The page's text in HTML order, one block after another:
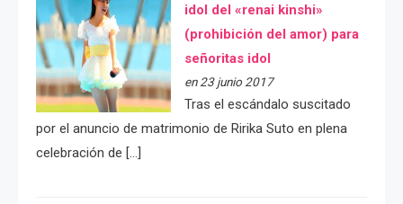
idol del «renai kinshi»
(prohibición del amor) para
señoritas idol
en 23 junio 2017
Tras el escándalo suscitado
por el anuncio de matrimonio de Ririka Suto en plena
celebración de […]